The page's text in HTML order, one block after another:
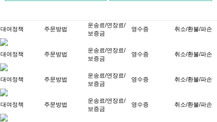
대여정책 주문방법
운송료/연장료/
보증금
영수증 취소/환불/파손
대여정책 주문방법
운송료/연장료/
보증금
영수증 취소/환불/파손
대여정책 주문방법
운송료/연장료/
보증금
영수증 취소/환불/파손
대여정책 주문방법
운송료/연장료/
보증금
영수증 취소/환불/파손